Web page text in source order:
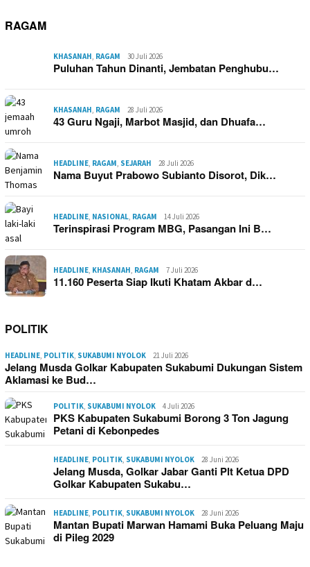
RAGAM
KHASANAH RAGAM 30 Juli 2026
Puluhan Tahun Dinanti, Jembatan Penghubu…
KHASANAH RAGAM 28 Juli 2026
43 Guru Ngaji, Marbot Masjid, dan Dhuafa…
HEADLINE RAGAM SEJARAH 28 Juli 2026
Nama Buyut Prabowo Subianto Disorot, Dik…
HEADLINE NASIONAL RAGAM 14 Juli 2026
Terinspirasi Program MBG, Pasangan Ini B…
HEADLINE KHASANAH RAGAM 7 Juli 2026
11.160 Peserta Siap Ikuti Khatam Akbar d…
POLITIK
HEADLINE POLITIK SUKABUMI NYOLOK 21 Juli 2026
Jelang Musda Golkar Kabupaten Sukabumi Dukungan Sistem
Aklamasi ke Bud…
POLITIK SUKABUMI NYOLOK 4 Juli 2026
PKS Kabupaten Sukabumi Borong 3 Ton Jagung
Petani di Kebonpedes
HEADLINE POLITIK SUKABUMI NYOLOK 28 Juni 2026
Jelang Musda, Golkar Jabar Ganti Plt Ketua DPD
Golkar Kabupaten Sukabu…
HEADLINE POLITIK SUKABUMI NYOLOK 28 Juni 2026
Mantan Bupati Marwan Hamami Buka Peluang Maju
di Pileg 2029